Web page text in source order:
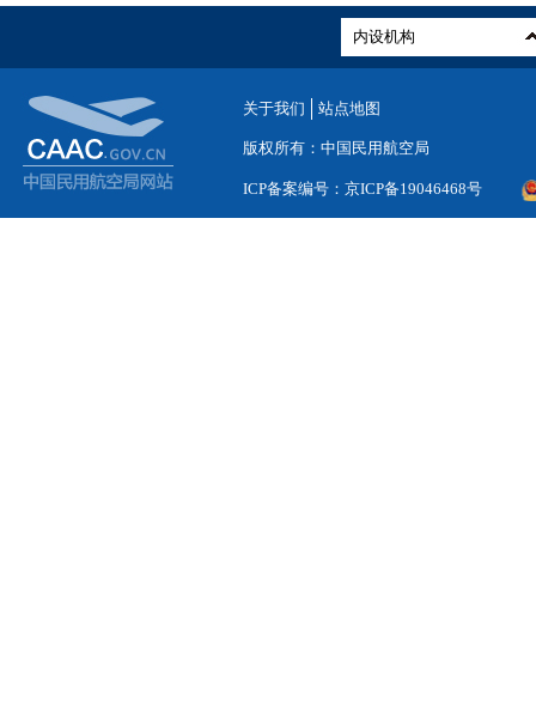
关于我们 站点地图
版权所有：中国民用航空局
ICP备案编号：京ICP备19046468号